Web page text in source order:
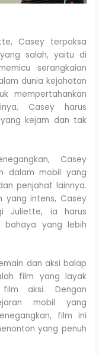
Casey terpaksa
salah, yaitu di
serangkaian
dunia kejahatan
mempertahankan
Casey harus
kejam dan tak
Casey
dalam mobil yang
penjahat lainnya.
yang intens, Casey
Juliette, ia harus
bahaya yang lebih
dan aksi balap
film yang layak
aksi. Dengan
mobil yang
film ini
yang penuh